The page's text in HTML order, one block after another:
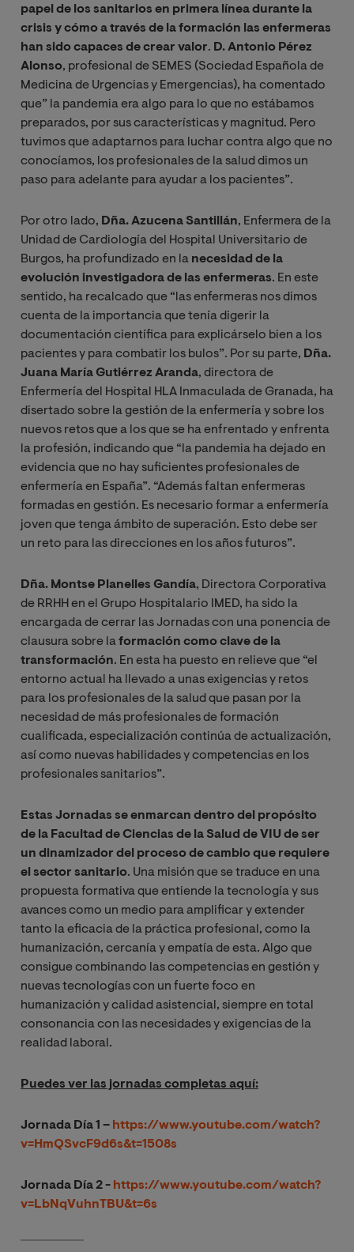
papel de los sanitarios en primera línea durante la
crisis y cómo a través de la formación las enfermeras
han sido capaces de crear valor. D. Antonio Pérez
Alonso, profesional de SEMES (Sociedad Española de
Medicina de Urgencias y Emergencias), ha comentado
que” la pandemia era algo para lo que no estábamos
preparados, por sus características y magnitud. Pero
tuvimos que adaptarnos para luchar contra algo que no
conocíamos, los profesionales de la salud dimos un
paso para adelante para ayudar a los pacientes”.
Por otro lado, Dña. Azucena Santillán, Enfermera de la
Unidad de Cardiología del Hospital Universitario de
Burgos, ha profundizado en la necesidad de la
evolución investigadora de las enfermeras. En este
sentido, ha recalcado que “las enfermeras nos dimos
cuenta de la importancia que tenía digerir la
documentación científica para explicárselo bien a los
pacientes y para combatir los bulos”. Por su parte, Dña.
Juana María Gutiérrez Aranda, directora de
Enfermería del Hospital HLA Inmaculada de Granada, ha
disertado sobre la gestión de la enfermería y sobre los
nuevos retos que a los que se ha enfrentado y enfrenta
la profesión, indicando que “la pandemia ha dejado en
evidencia que no hay suficientes profesionales de
enfermería en España”. “Además faltan enfermeras
formadas en gestión. Es necesario formar a enfermería
joven que tenga ámbito de superación. Esto debe ser
un reto para las direcciones en los años futuros”.
Dña. Montse Planelles Gandía, Directora Corporativa
de RRHH en el Grupo Hospitalario IMED, ha sido la
encargada de cerrar las Jornadas con una ponencia de
clausura sobre laformación como clave de la
transformación. En esta ha puesto en relieve que “el
entorno actual ha llevado a unas exigencias y retos
para los profesionales de la salud que pasan por la
necesidad de más profesionales de formación
cualificada, especialización continúa de actualización,
así como nuevas habilidades y competencias en los
profesionales sanitarios”.
Estas Jornadas se enmarcan dentro del propósito
de la Facultad de Ciencias de la Salud de VIU de ser
un dinamizador del proceso de cambio que requiere
el sector sanitario. Una misión que se traduce en una
propuesta formativa que entiende la tecnología y sus
avances como un medio para amplificar y extender
tanto la eficacia de la práctica profesional, como la
humanización, cercanía y empatía de esta. Algo que
consigue combinando las competencias en gestión y
nuevas tecnologías con un fuerte foco en
humanización y calidad asistencial, siempre en total
consonancia con las necesidades y exigencias de la
realidad laboral.
Puedes ver las jornadas completas aquí:
Jornada Día 1 – https://www.youtube.com/watch?
v=HmQSvcF9d6s&t=1508s
Jornada Día 2 - https://www.youtube.com/watch?
v=LbNqVuhnTBU&t=6s